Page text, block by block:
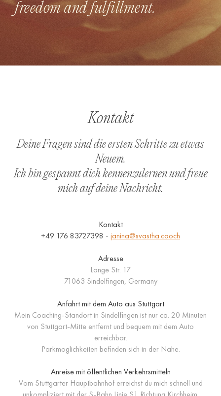
freedom and fulfillment.
Kontakt
Deine Fragen sind die ersten Schritte zu etwas
Neuem.
Ich bin gespannt dich kennenzulernen und freue
mich auf deine Nachricht.
Kontakt
‭+49 176 83727398 ‬ - janina@svastha.caoch
Adresse
Lange Str. 17
71063 Sindelfingen, Germany
Anfahrt mit dem Auto aus Stuttgart
Mein Coaching-Standort in Sindelfingen ist nur ca. 20 Minuten
von Stuttgart-Mitte entfernt und bequem mit dem Auto
erreichbar.
Parkmöglichkeiten befinden sich in der Nähe.
Anreise mit öffentlichen Verkehrsmitteln
Vom Stuttgarter Hauptbahnhof erreichst du mich schnell und